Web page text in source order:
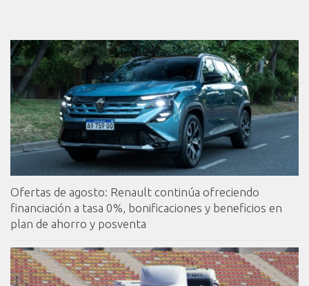
Ofertas de agosto: Renault continúa ofreciendo
financiación a tasa 0%, bonificaciones y beneficios en
plan de ahorro y posventa